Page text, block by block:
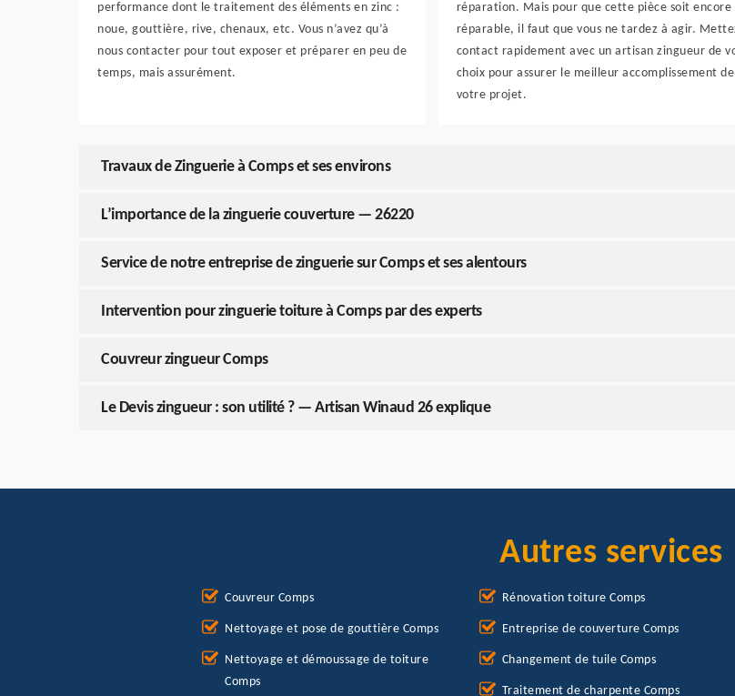
performance dont le traitement des éléments en zinc :
noue, gouttière, rive, chenaux, etc. Vous n’avez qu’à
nous contacter pour tout exposer et préparer en peu de
temps, mais assurément.
réparation. Mais pour que cette pièce soit encore
réparable, il faut que vous ne tardez à agir.
contact rapidement avec un artisan zingueur de
choix pour assurer le meilleur accomplissement de
votre projet.
Travaux de Zinguerie à Comps et ses environs
L’importance de la zinguerie couverture — 26220
Service de notre entreprise de zinguerie sur Comps et ses alentours
Intervention pour zinguerie toiture à Comps par des experts
Couvreur zingueur Comps
Le Devis zingueur : son utilité ? — Artisan Winaud 26 explique
Autres services
Couvreur Comps
Nettoyage et pose de gouttière Comps
Nettoyage et démoussage de toiture
Comps
Rénovation toiture Comps
Entreprise de couverture Comps
Changement de tuile Comps
Traitement de charpente Comps